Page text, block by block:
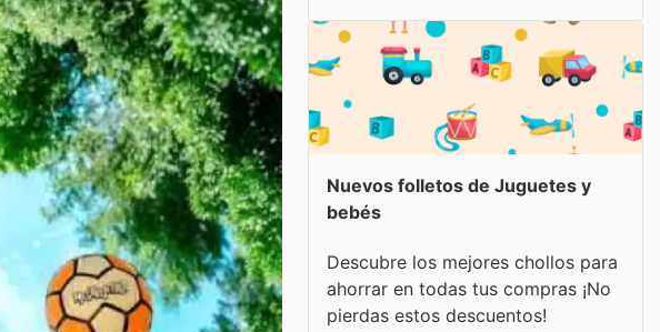
Nuevos folletos de Juguetes y
bebés
Descubre los mejores chollos para
ahorrar en todas tus compras ¡No
pierdas estos descuentos!